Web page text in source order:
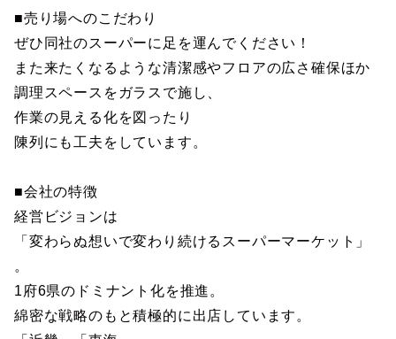
■売り場へのこだわり
ぜひ同社のスーパーに足を運んでください！
また来たくなるような清潔感やフロアの広さ確保ほか
調理スペースをガラスで施し、
作業の見える化を図ったり
陳列にも工夫をしています。
■会社の特徴
経営ビジョンは
「変わらぬ想いで変わり続けるスーパーマーケット」
。
1府6県のドミナント化を推進。
綿密な戦略のもと積極的に出店しています。